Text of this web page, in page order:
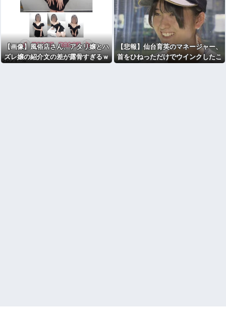
【画像】風俗店さん、アタリ嬢とハ
ズレ嬢の紹介文の差が露骨すぎるｗ
【悲報】仙台育英のマネージャー、
首をひねっただけでウインクしたこ